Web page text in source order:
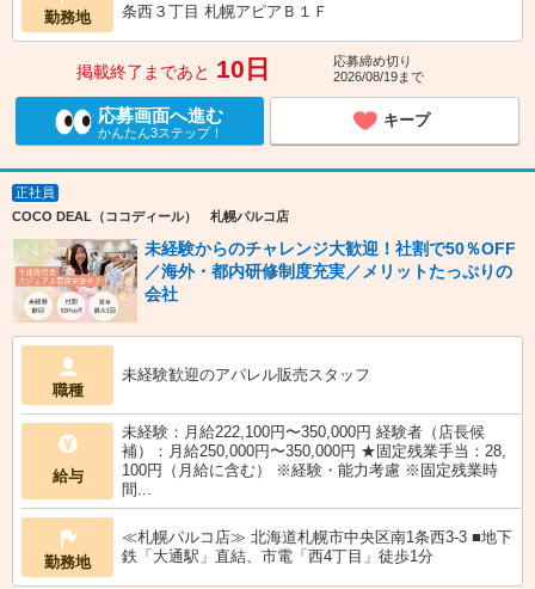
勤務地
条西３丁目 札幌アピアＢ１Ｆ
掲載終了まであと 10日
応募締め切り
2026/08/19まで
応募画面へ進む
かんたん3ステップ！
キープ
正社員
COCO DEAL（ココディール） 札幌パルコ店
未経験からのチャレンジ大歓迎！社割で50％OFF
／海外・都内研修制度充実／メリットたっぷりの
会社
職種
未経験歓迎のアパレル販売スタッフ
給与
未経験：月給222,100円〜350,000円 経験者（店長候
補）：月給250,000円〜350,000円 ★固定残業手当：28,
100円（月給に含む） ※経験・能力考慮 ※固定残業時
間...
勤務地
≪札幌パルコ店≫ 北海道札幌市中央区南1条西3-3 ■地下
鉄「大通駅」直結、市電「西4丁目」徒歩1分